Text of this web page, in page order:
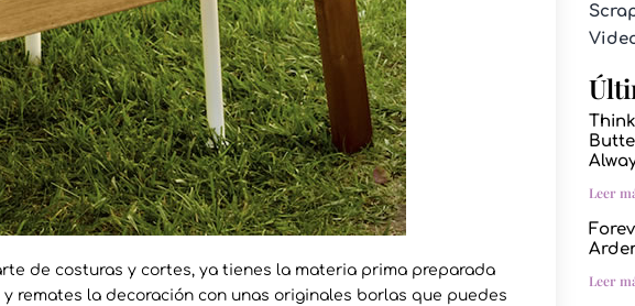
de costuras y cortes, ya tienes la materia prima preparada
remates la decoración con unas originales borlas que puedes
Leer
Leer